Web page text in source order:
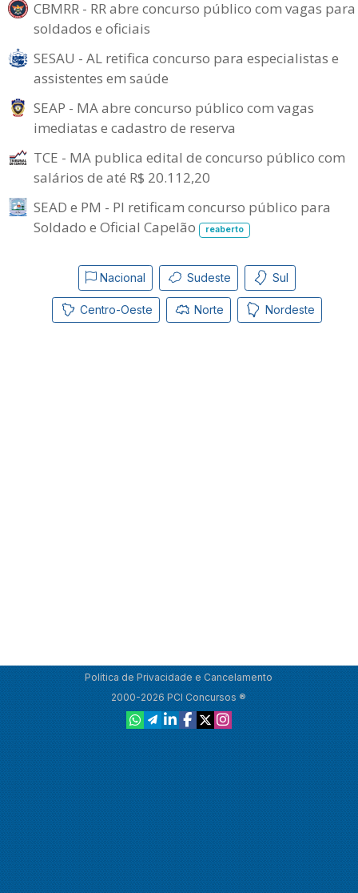
CBMRR - RR abre concurso público com vagas para
soldados e oficiais
SESAU - AL retifica concurso para especialistas e
assistentes em saúde
SEAP - MA abre concurso público com vagas
imediatas e cadastro de reserva
TCE - MA publica edital de concurso público com
salários de até R$ 20.112,20
SEAD e PM - PI retificam concurso público para
Soldado e Oficial Capelão
reaberto
Nacional Sudeste Sul
Centro-Oeste Norte Nordeste
Política de Privacidade e Cancelamento
2000-2026 PCI Concursos ®